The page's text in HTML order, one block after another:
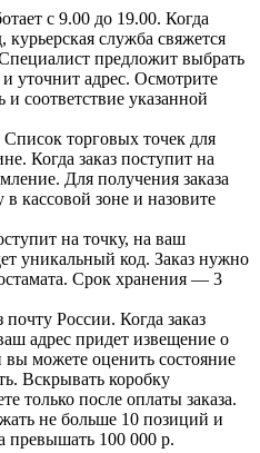
с 9.00 до 19.00. Когда
курьерская служба свяжется
предложит выбрать
уточнит адрес. Осмотрите
и соответствие указанной
торговых точек для
Когда заказ поступит на
Для получения заказа
в кассовой зоне и назовите
на точку, на ваш
уникальный код. Заказ нужно
Срок хранения — 3
почту России. Когда заказ
адрес придет извещение о
можете оценить состояние
Вскрывать коробку
только после оплаты заказа.
не больше 10 позиций и
превышать 100 000 р.